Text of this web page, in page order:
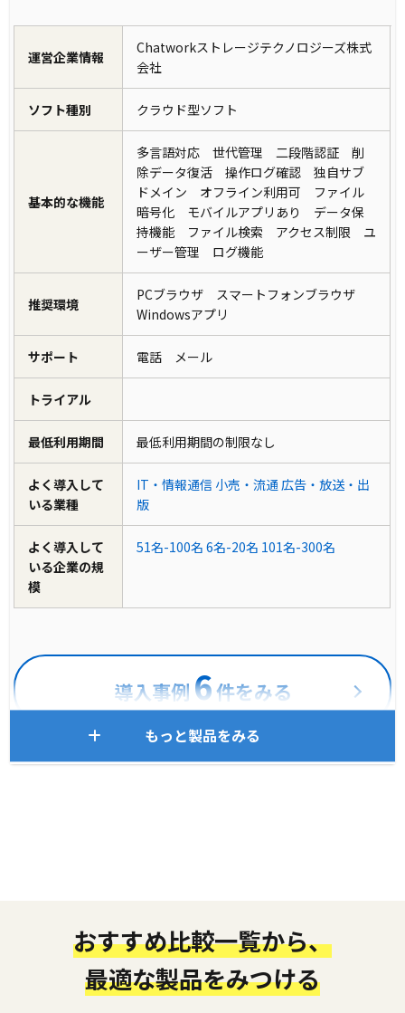
運営企業情報
Chatworkストレージテクノロジーズ株式
会社
ソフト種別 クラウド型ソフト
基本的な機能
多言語対応 世代管理 二段階認証 削
除データ復活 操作ログ確認 独自サブ
ドメイン オフライン利用可 ファイル
暗号化 モバイルアプリあり データ保
持機能 ファイル検索 アクセス制限 ユ
ーザー管理 ログ機能
推奨環境
PCブラウザ スマートフォンブラウザ
Windowsアプリ
サポート 電話 メール
トライアル
最低利用期間 最低利用期間の制限なし
よく導入して
いる業種
IT・情報通信 小売・流通 広告・放送・出
版
よく導入して
いる企業の規
模
51名-100名 6名-20名 101名-300名
導入事例 6件をみる
もっと製品をみる
おすすめ比較一覧から、
最適な製品をみつける